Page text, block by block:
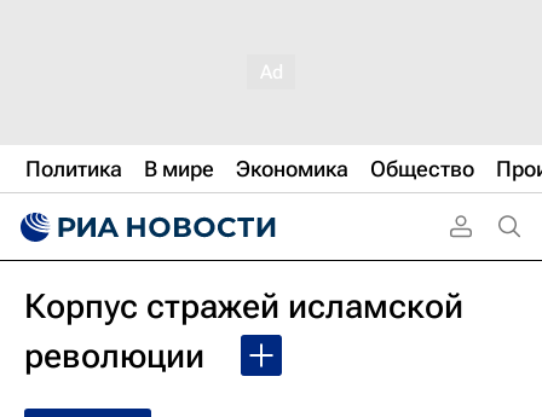
Политика В мире Экономика Общество
Корпус стражей исламской
революции